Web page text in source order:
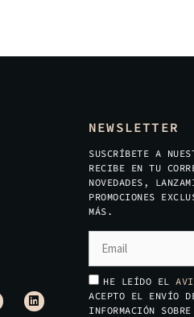
NEWSLETTER
SUSCRÍBETE A
RECIBE EN TU
NOVEDADES,
PROMOCIONES
MÁS.
HE LEÍDO EL
ACEPTO EL ENVÍO
INFORMACIÓN